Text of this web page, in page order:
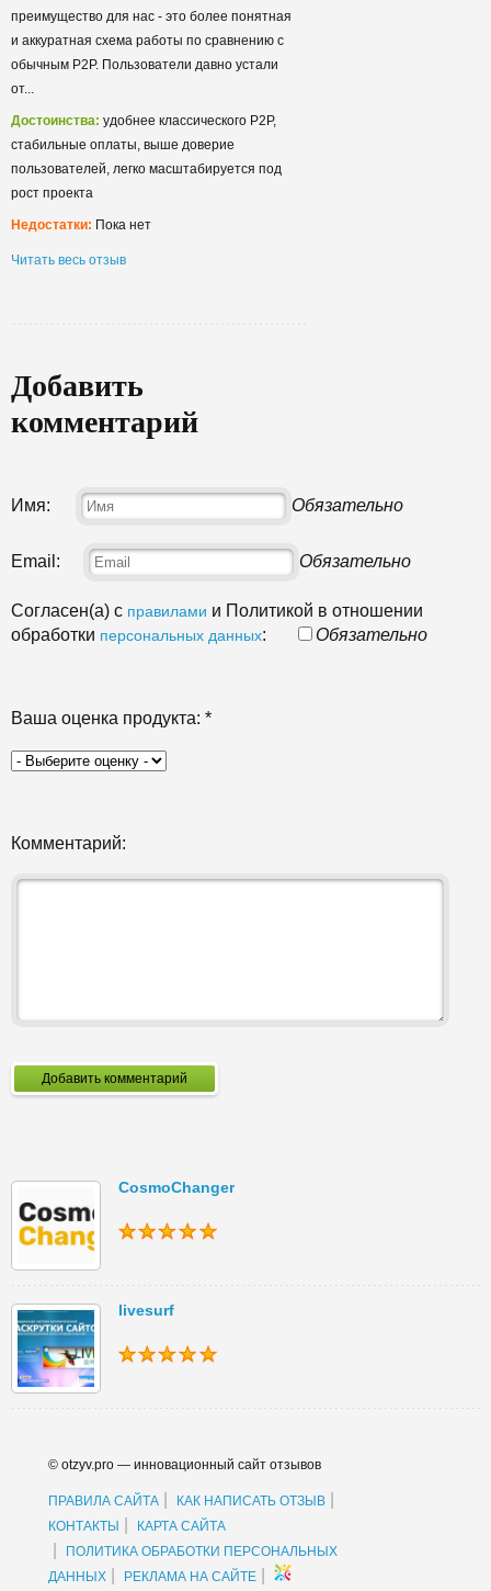
преимущество для нас - это более понятная
и аккуратная схема работы по сравнению с
обычным P2P. Пользователи давно устали
от...
Достоинства: удобнее классического P2P,
стабильные оплаты, выше доверие
пользователей, легко масштабируется под
рост проекта
Недостатки: Пока нет
Читать весь отзыв
Добавить
комментарий
Имя: Обязательно
Email: Обязательно
Согласен(а) с правилами и Политикой в отношении
обработки персональных данных: Обязательно
Ваша оценка продукта: *
Комментарий:
Добавить комментарий
CosmoChanger
livesurf
© otzyv.pro — инновационный сайт отзывов
ПРАВИЛА САЙТА КАК НАПИСАТЬ ОТЗЫВ
КОНТАКТЫ КАРТА САЙТА
ПОЛИТИКА ОБРАБОТКИ ПЕРСОНАЛЬНЫХ
ДАННЫХ
РЕКЛАМА НА САЙТЕ